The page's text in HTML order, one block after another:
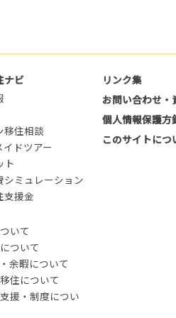
ナビ
移住相談
ドツアー
ト
シミュレーション
支援金
いて
ついて
余暇について
住について
援・制度につい
リンク集
お問い合わせ・
個人情報保護方
このサイトにつ